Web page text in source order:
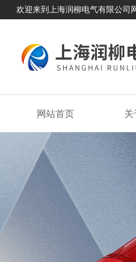
欢迎来到上海润柳电气有限公司
网站首页 关